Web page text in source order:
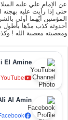
عن الإمام علي عليه
حتى إذا رأيت عليه
المؤمنين أيّهما أولى
أحدوثة كذب مدّها بأطول
ومعصيته معصية الله !
El Amine
YouTube
Al Amin